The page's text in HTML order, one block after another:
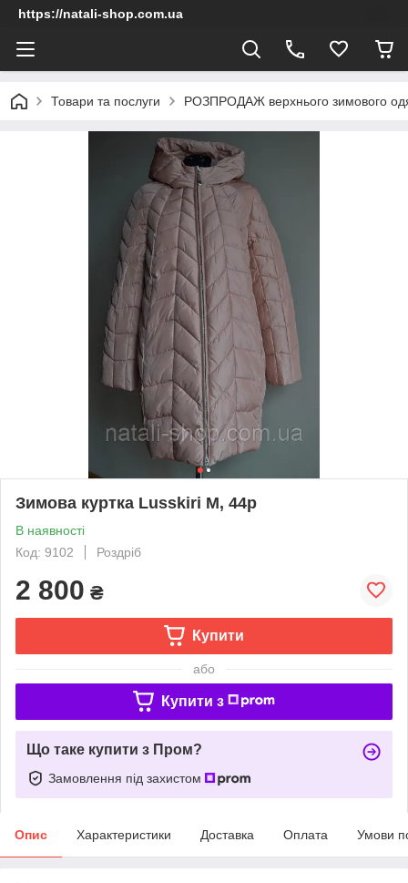
https://natali-shop.com.ua
Товари та послуги РОЗПРОДАЖ верхнього зимового
Зимова куртка Lusskiri M, 44р
В наявності
Код: 9102
Роздріб
2 800 ₴
Купити
або
Купити з
Що таке купити з Пром?
Замовлення під захистом
Опис Характеристики Доставка Оплата Умови